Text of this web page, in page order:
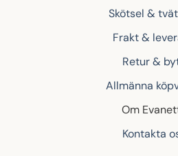
Skötsel &
Frakt &
Retur &
Allmänna
Om
Kontakta